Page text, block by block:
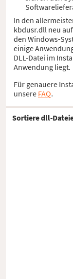
In den
kbdusr.dll neu
den Windows-
einige
DLL-Datei im
Anwendung liegt.
Für genauere
unsere FAQ.
Sortiere dll-